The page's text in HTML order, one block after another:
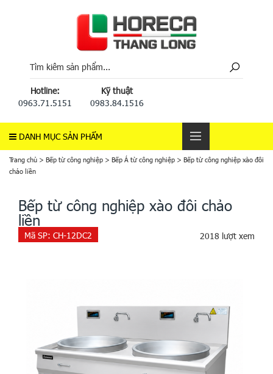
Hotline:
0963.71.5151
Kỹ thuật
0983.84.1516
DANH MỤC SẢN PHẨM
Trang chủ > Bếp từ công nghiệp > Bếp Á từ công nghiệp > Bếp từ công nghiệp xào đôi
chảo liền
Bếp từ công nghiệp xào đôi chảo
liền
Mã SP: CH-12DC2 2018 lượt xem